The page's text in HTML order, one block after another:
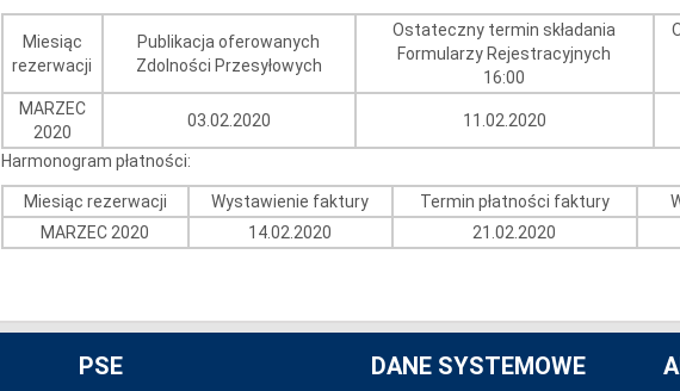
Miesiąc
rezerwacji
Publikacja oferowanych
Zdolności Przesyłowych
Ostateczny termin składania
Formularzy Rejestracyjnych
16:00
MARZEC
2020
03.02.2020 11.02.2020
Harmonogram płatności:
Miesiąc rezerwacji Wystawienie faktury Termin płatności faktury
MARZEC 2020
14.02.2020 21.02.2020
PSE DANE SYSTEMOWE